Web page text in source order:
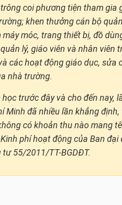
coi phương tiện tham gia
khen thưởng cán bộ
móc, trang thiết bị, đồ
lý, giáo viên và nhân viên
các hoạt động giáo dục, sửa
nhà trường.
trước đây và cho đến nay,
Minh đã nhiều lần khẳng
có khoản thu nào mang
phí hoạt động của Ban
55/2011/TT-BGDĐT.